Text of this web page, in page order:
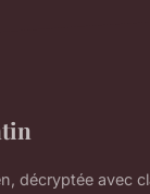
décryptée avec